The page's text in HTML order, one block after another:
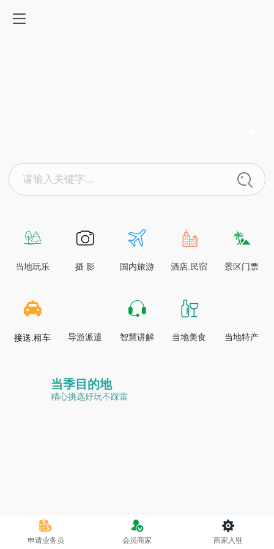
请输入关键字...
当地玩乐 摄 影 国内旅游 酒店.民宿 景区门票
接送.租车 导游派遣 智慧讲解 当地美食 当地特产
当季目的地
精心挑选好玩不踩雷
申请业务员 会员商家 商家入驻